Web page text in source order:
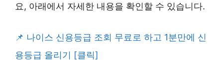
요, 아래에서 자세한 내용을 확인할 수 있습니다.
나이스 신용등급 조회 무료로 하고 1분만에 신
용등급 올리기 [클릭]